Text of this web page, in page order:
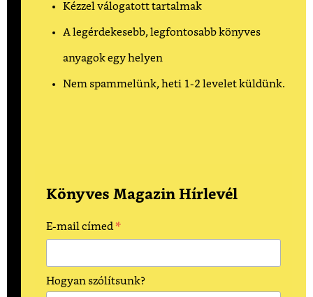
Kézzel válogatott tartalmak
A legérdekesebb, legfontosabb könyves
anyagok egy helyen
Nem spammelünk, heti 1-2 levelet küldünk.
Könyves Magazin Hírlevél
E-mail címed *
Hogyan szólítsunk?